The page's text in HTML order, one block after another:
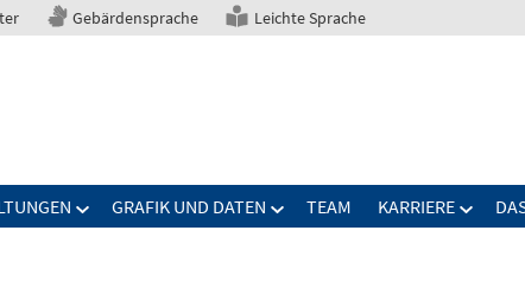
Gebärdensprache Leichte Sprache
GRAFIK UND DATEN TEAM KARRIERE